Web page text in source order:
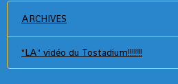
ARCHIVES
"LA" vidéo du Tostadium!!!!!!!